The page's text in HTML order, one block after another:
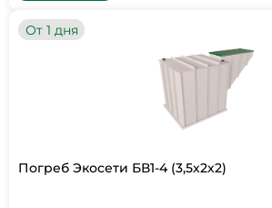
От 1 дня
Погреб Экосети БВ1-4 (3,5х2х2)